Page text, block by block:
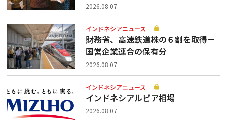
2026.08.07
インドネシアニュース
財務省、高速鉄道株の６割を取得ー
国営企業連合の保有分
2026.08.07
インドネシアニュース
インドネシアルピア相場
2026.08.07